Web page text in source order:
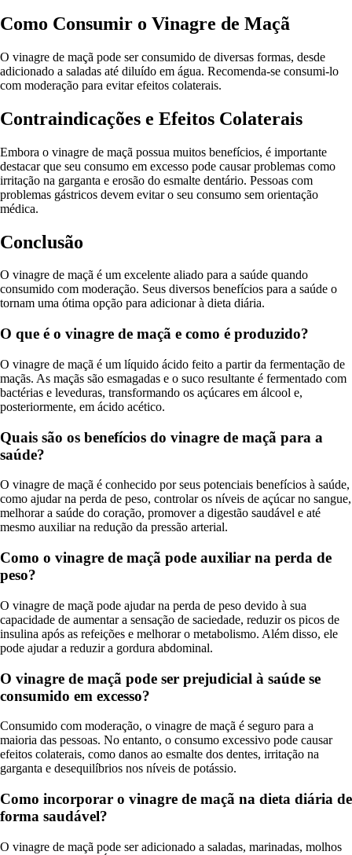
Como Consumir o Vinagre de Maçã
O vinagre de maçã pode ser consumido de diversas formas, desde
adicionado a saladas até diluído em água. Recomenda-se consumi-lo
com moderação para evitar efeitos colaterais.
Contraindicações e Efeitos Colaterais
Embora o vinagre de maçã possua muitos benefícios, é importante
destacar que seu consumo em excesso pode causar problemas como
irritação na garganta e erosão do esmalte dentário. Pessoas com
problemas gástricos devem evitar o seu consumo sem orientação
médica.
Conclusão
O vinagre de maçã é um excelente aliado para a saúde quando
consumido com moderação. Seus diversos benefícios para a saúde o
tornam uma ótima opção para adicionar à dieta diária.
O que é o vinagre de maçã e como é produzido?
O vinagre de maçã é um líquido ácido feito a partir da fermentação de
maçãs. As maçãs são esmagadas e o suco resultante é fermentado com
bactérias e leveduras, transformando os açúcares em álcool e,
posteriormente, em ácido acético.
Quais são os benefícios do vinagre de maçã para a
saúde?
O vinagre de maçã é conhecido por seus potenciais benefícios à saúde,
como ajudar na perda de peso, controlar os níveis de açúcar no sangue,
melhorar a saúde do coração, promover a digestão saudável e até
mesmo auxiliar na redução da pressão arterial.
Como o vinagre de maçã pode auxiliar na perda de
peso?
O vinagre de maçã pode ajudar na perda de peso devido à sua
capacidade de aumentar a sensação de saciedade, reduzir os picos de
insulina após as refeições e melhorar o metabolismo. Além disso, ele
pode ajudar a reduzir a gordura abdominal.
O vinagre de maçã pode ser prejudicial à saúde se
consumido em excesso?
Consumido com moderação, o vinagre de maçã é seguro para a
maioria das pessoas. No entanto, o consumo excessivo pode causar
efeitos colaterais, como danos ao esmalte dos dentes, irritação na
garganta e desequilíbrios nos níveis de potássio.
Como incorporar o vinagre de maçã na dieta diária de
forma saudável?
O vinagre de maçã pode ser adicionado a saladas, marinadas, molhos